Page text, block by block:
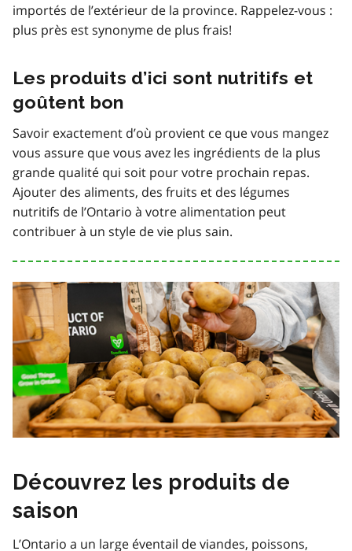
importés de l’extérieur de la province. Rappelez-vous :
plus près est synonyme de plus frais!
Les produits d’ici sont nutritifs et
goûtent bon
Savoir exactement d’où provient ce que vous mangez
vous assure que vous avez les ingrédients de la plus
grande qualité qui soit pour votre prochain repas.
Ajouter des aliments, des fruits et des légumes
nutritifs de l’Ontario à votre alimentation peut
contribuer à un style de vie plus sain.
Découvrez les produits de
saison
L’Ontario a un large éventail de viandes, poissons,